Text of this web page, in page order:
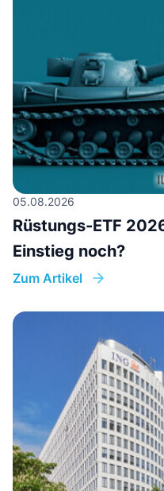
05.08.2026
Rüstungs-ETF
Einstieg noch?
Zum Artikel